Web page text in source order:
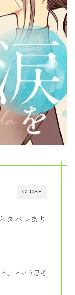
CLOSE
タバレあり
」という思考